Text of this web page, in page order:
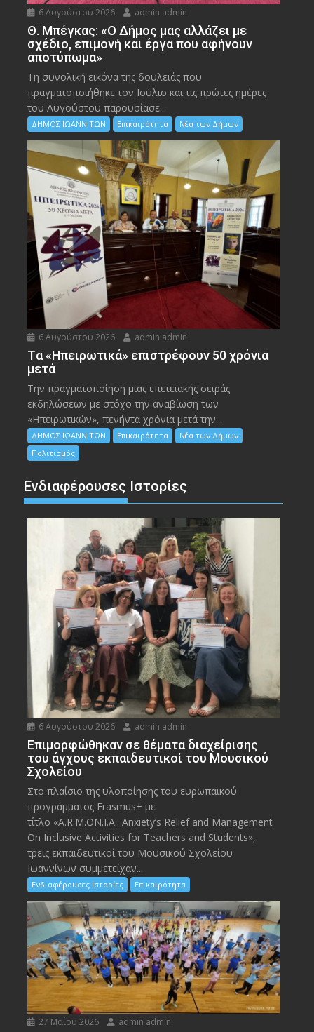
6 Αυγούστου 2026 admin admin
Θ. Μπέγκας: «Ο Δήμος μας αλλάζει με
σχέδιο, επιμονή και έργα που αφήνουν
αποτύπωμα»
Τη συνολική εικόνα της δουλειάς που
πραγματοποιήθηκε τον Ιούλιο και τις πρώτες ημέρες
του Αυγούστου παρουσίασε...
ΔΗΜΟΣ ΙΩΑΝΝΙΤΩΝ Επικαιρότητα Νέα των Δήμων
6 Αυγούστου 2026 admin admin
Tα «Ηπειρωτικά» επιστρέφουν 50 χρόνια
μετά
Την πραγματοποίηση μιας επετειακής σειράς
εκδηλώσεων με στόχο την αναβίωση των
«Ηπειρωτικών», πενήντα χρόνια μετά την...
ΔΗΜΟΣ ΙΩΑΝΝΙΤΩΝ Επικαιρότητα
Νέα των Δήμων
Πολιτισμός
Ενδιαφέρουσες Ιστορίες
6 Αυγούστου 2026 admin admin
Eπιμορφώθηκαν σε θέματα διαχείρισης
του άγχους εκπαιδευτικοί του Μουσικού
Σχολείου
Στο πλαίσιο της υλοποίησης του ευρωπαϊκού
προγράμματος Erasmus+ με
τίτλο «A.R.M.ON.I.A.: Anxiety’s Relief and Management
On Inclusive Activities for Teachers and Students»,
τρεις εκπαιδευτικοί του Μουσικού Σχολείου
Ιωαννίνων συμμετείχαν...
Ενδιαφέρουσες Ιστορίες Επικαιρότητα
27 Μαΐου 2026 admin admin